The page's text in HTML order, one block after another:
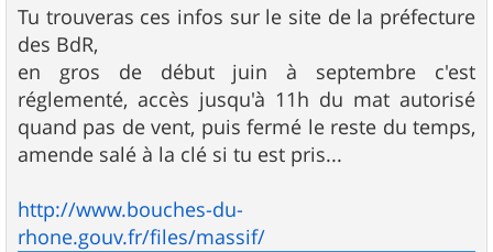
s
s
a
g
e
Tu trouveras ces infos sur le site de la préfecture
des BdR,
en gros de début juin à septembre c'est
réglementé, accès jusqu'à 11h du mat autorisé
quand pas de vent, puis fermé le reste du temps,
amende salé à la clé si tu est pris...
http://www.bouches-du-
rhone.gouv.fr/files/massif/